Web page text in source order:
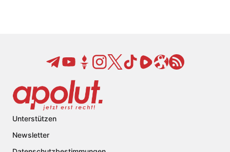
Unterstützen
Newsletter